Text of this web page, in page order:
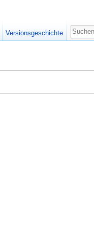
Versionsgeschichte